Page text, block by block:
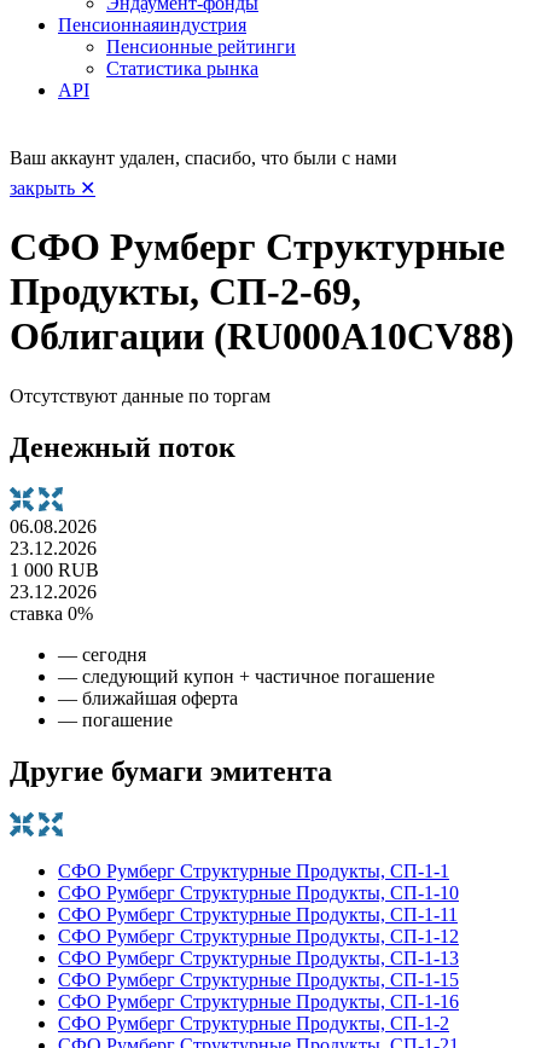
Пенсионнаяиндустрия
Пенсионные рейтинги
Статистика рынка
API
Ваш аккаунт удален, спасибо, что были с нами
закрыть ✕
СФО Румберг Структурные
Продукты, СП-2-69,
Облигации (RU000A10CV88)
Отсутствуют данные по торгам
Денежный поток
06.08.2026
23.12.2026
1 000 RUB
23.12.2026
ставка 0%
— сегодня
— следующий купон + частичное погашение
— ближайшая оферта
— погашение
Другие бумаги эмитента
СФО Румберг Структурные Продукты, СП-1-1
СФО Румберг Структурные Продукты, СП-1-10
СФО Румберг Структурные Продукты, СП-1-11
СФО Румберг Структурные Продукты, СП-1-12
СФО Румберг Структурные Продукты, СП-1-13
СФО Румберг Структурные Продукты, СП-1-15
СФО Румберг Структурные Продукты, СП-1-16
СФО Румберг Структурные Продукты, СП-1-2